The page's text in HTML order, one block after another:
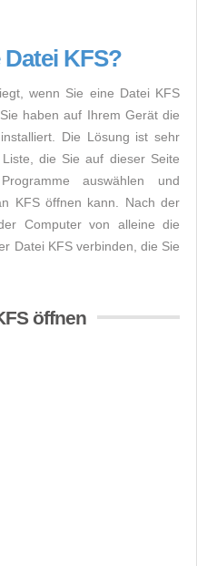
KFS?
wenn Sie eine Datei KFS
haben auf Ihrem Gerät die
Die Lösung ist sehr
die Sie auf dieser Seite
auswählen und
KFS öffnen kann. Nach der
Computer von alleine die
Datei KFS verbinden, die Sie
öffnen